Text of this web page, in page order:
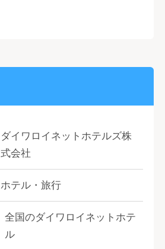
ダイワロイネットホテルズ株
式会社
ホテル・旅行
全国のダイワロイネットホテ
ル